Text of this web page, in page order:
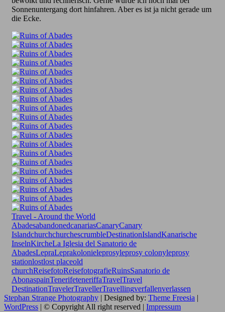
Sonnenuntergang dort hinfahren. Aber es ist ja nicht gerade um
die Ecke.
Travel - Around the World
AbadesabandonedcanariasCanaryCanary
IslandchurchchurchescrumbleDestinationIslandKanarische
InselnKircheLa Iglesia del Sanatorio de
AbadesLepraLeprakolonieleprosyleprosy colonyleprosy
stationlostlost placeold
churchReisefotoReisefotografieRuinsSanatorio de
AbonaspainTenerifeteneriffaTravelTravel
DestinationTravelerTravellerTravellingverfallenverlassen
Stephan Strange Photography | Designed by: Theme Freesia |
WordPress | © Copyright All right reserved | Impressum